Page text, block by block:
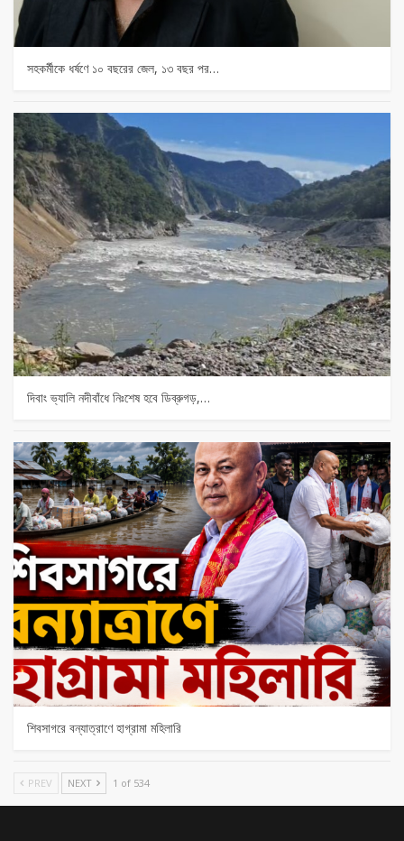
সহকর্মীকে ধর্ষণে ১০ বছরের জেল, ১৩ বছর পর…
দিবাং ভ্যালি নদীবাঁধে নিঃশেষ হবে ডিব্রুগড়,…
শিবসাগরে বন্যাত্রাণে হাগ্রামা মহিলারি
PREV NEXT 1 of 534